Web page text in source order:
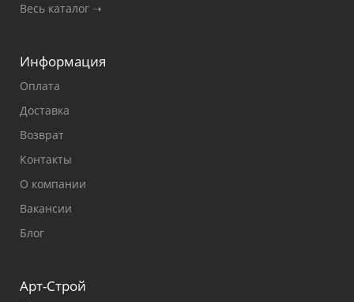
Весь каталог ➝
Информация
Оплата
Доставка
Возврат
Контакты
О компании
Вакансии
Блог
Арт-Строй